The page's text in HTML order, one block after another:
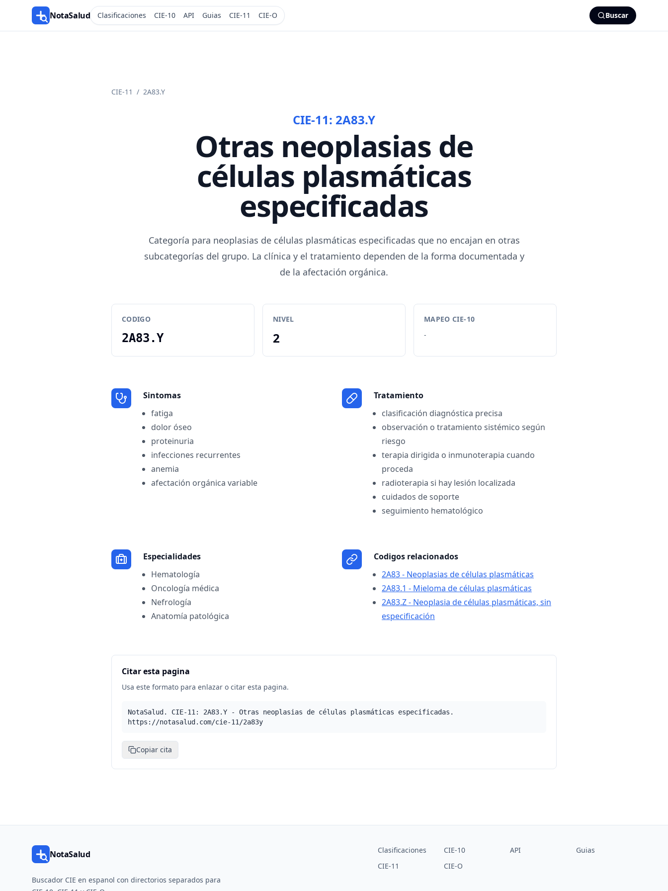
NotaSalud Clasificaciones CIE-10 API Guias CIE-11 CIE-O Buscar
CIE-11 / 2A83.Y
CIE-11: 2A83.Y
Otras neoplasias de
células plasmáticas
especificadas
Categoría para neoplasias de células plasmáticas especificadas que no encajan en otras
subcategorías del grupo. La clínica y el tratamiento dependen de la forma documentada y
de la afectación orgánica.
CODIGO
2A83.Y
NIVEL
2
MAPEO CIE-10
-
Sintomas
fatiga
dolor óseo
proteinuria
infecciones recurrentes
anemia
afectación orgánica variable
Tratamiento
clasificación diagnóstica precisa
observación o tratamiento sistémico según
riesgo
terapia dirigida o inmunoterapia cuando
proceda
radioterapia si hay lesión localizada
cuidados de soporte
seguimiento hematológico
Especialidades
Hematología
Oncología médica
Nefrología
Anatomía patológica
Codigos relacionados
2A83 - Neoplasias de células plasmáticas
2A83.1 - Mieloma de células plasmáticas
2A83.Z - Neoplasia de células plasmáticas, sin
especificación
Citar esta pagina
Usa este formato para enlazar o citar esta pagina.
NotaSalud. CIE-11: 2A83.Y - Otras neoplasias de células plasmáticas especificadas.
https://notasalud.com/cie-11/2a83y
Copiar cita
NotaSalud
Buscador CIE en espanol con directorios separados para
Clasificaciones CIE-10 API
Guias
CIE-11
CIE-O